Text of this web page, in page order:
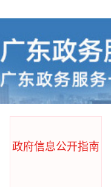
息公开指南
政府信息公开指南